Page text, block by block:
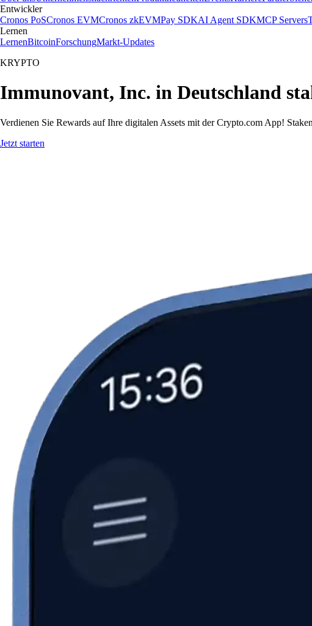
Entwickler
Cronos PoSCronos EVMCronos zkEVMPay SDKAI Agent SDKMCP Servers
Lernen
LernenBitcoinForschungMarkt-Updates
KRYPTO
Immunovant, Inc. in Deutschland
Verdienen Sie Rewards auf Ihre digitalen Assets mit der Crypto.com App!
Jetzt starten